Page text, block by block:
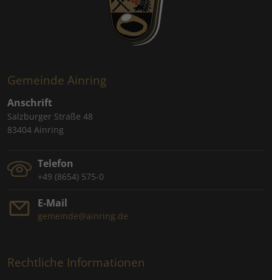
Gemeinde Ainring
Anschrift
Salzburger Straße 48
83404 Ainring
Telefon
+49 (8654) 575-0
E-Mail
gemeinde@ainring.de
Rechtliche Informationen